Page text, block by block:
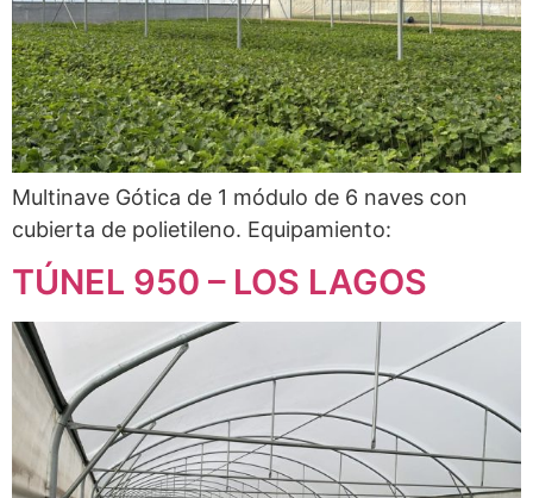
Multinave Gótica de 1 módulo de 6 naves con
cubierta de polietileno. Equipamiento:
TÚNEL 950 – LOS LAGOS